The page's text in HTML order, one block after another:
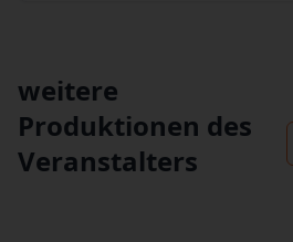
weitere
Produktionen des
Veranstalters